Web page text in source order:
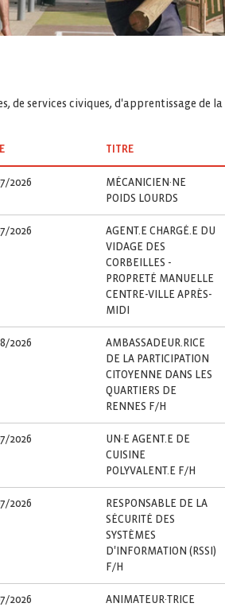
de services civiques, d'apprentissage de la
TITRE
2026
MÉCANICIEN·NE
POIDS LOURDS
2026
AGENT.E CHARGÉ.E DU
VIDAGE DES
CORBEILLES -
PROPRETÉ MANUELLE
CENTRE-VILLE APRÈS-
MIDI
2026
AMBASSADEUR.RICE
DE LA PARTICIPATION
CITOYENNE DANS LES
QUARTIERS DE
RENNES F/H
2026
UN·E AGENT.E DE
CUISINE
POLYVALENT.E F/H
2026
RESPONSABLE DE LA
SÉCURITÉ DES
SYSTÈMES
D'INFORMATION (RSSI)
F/H
2026
ANIMATEUR·TRICE